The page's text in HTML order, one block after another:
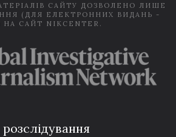
САЙТУ ДОЗВОЛЕНО ЛИШЕ
(ДЛЯ ЕЛЕКТРОННИХ ВИДАНЬ -
САЙТ NIKCENTER.